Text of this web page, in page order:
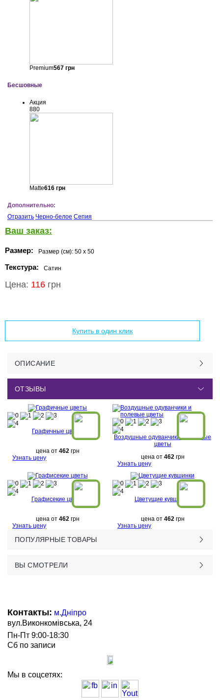
Premium567грн
Бесшовные
Акция
880
Matte616грн
Дополнительно:
Отразить Черно-белое Сепия
Ваш заказ:
Размер: Размер (см): 50 x 50
Текстура: Сатин
Цена: 116 грн
Купить в один клик
ОПИСАНИЕ
ОТЗЫВЫ
Графичные цветы
цена от 462грн
Узнать цену
Воздушные одуванчики и полевые
цветы
цена от 462грн
Узнать цену
Графисекие цветы
цена от 462грн
Узнать цену
Цветущие кувшинки
цена от 462грн
Узнать цену
ПОПУЛЯРНЫЕ ТОВАРЫ
ВЫ СМОТРЕЛИ
Контакты: м.Дніпро
вул.Виконкомівська, 24
Пн-Пт 9:00-18:30
Сб по записи
Мы в соцсетях: